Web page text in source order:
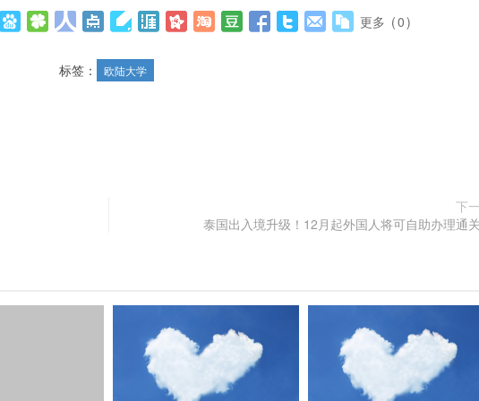
更多 (0)
标签： 欧陆大学
下
泰国出入境升级！12月起外国人将可自助办理通关